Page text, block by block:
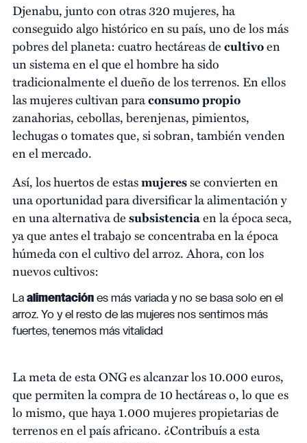
Djenabu, junto con otras 320 mujeres, ha
conseguido algo histórico en su país, uno de los más
pobres del planeta: cuatro hectáreas decultivoen
un sistema en el que el hombre ha sido
tradicionalmente el dueño de los terrenos. En ellos
las mujeres cultivan paraconsumo propio
zanahorias, cebollas, berenjenas, pimientos,
lechugas o tomates que, si sobran, también venden
en el mercado.
Así, los huertos de estasmujeresse convierten en
una oportunidad para diversificar la alimentación y
en una alternativa desubsistenciaen la época seca,
ya que antes el trabajo se concentraba en la época
húmeda con el cultivo del arroz. Ahora, con los
nuevos cultivos:
La alimentación es más variada y no se basa solo en el
arroz. Yo y el resto de las mujeres nos sentimos más
fuertes, tenemos más vitalidad
La meta de esta ONG es alcanzar los 10.000 euros,
que permiten la compra de 10 hectáreas o, lo que es
lo mismo, que haya 1.000 mujeres propietarias de
terrenos en el país africano. ¿Contribuís a esta